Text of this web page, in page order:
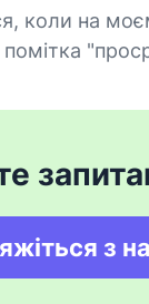
коли на
помітка
з